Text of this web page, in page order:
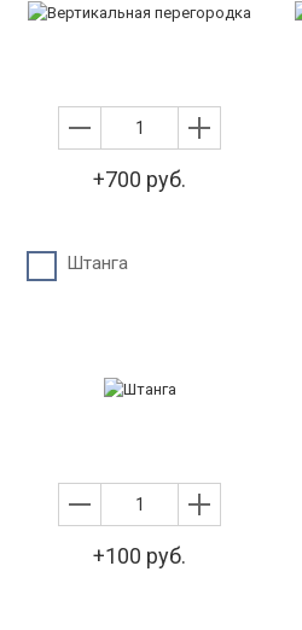
+700 руб.
Штанга
+100 руб.